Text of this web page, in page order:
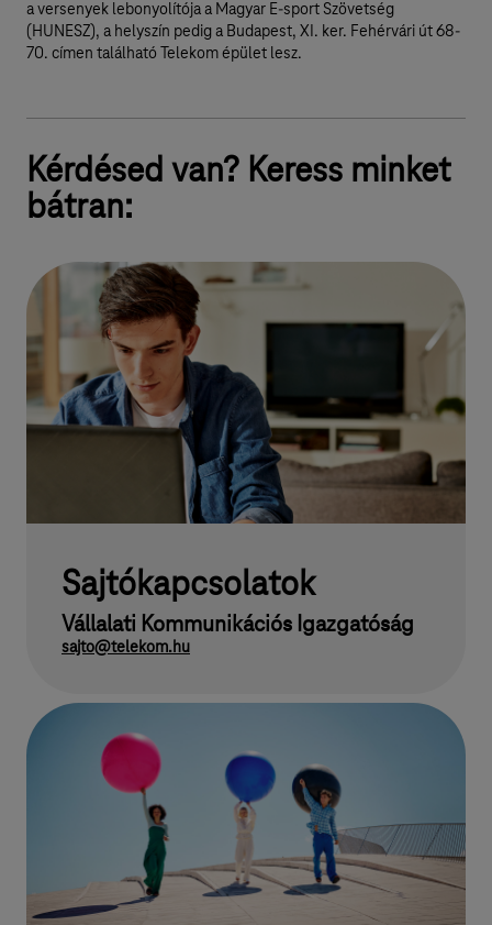
a versenyek lebonyolítója a Magyar E-sport Szövetség
(HUNESZ), a helyszín pedig a Budapest, XI. ker. Fehérvári út 68-
70. címen található Telekom épület lesz.
Kérdésed van? Keress minket
bátran:
Sajtókapcsolatok
Vállalati Kommunikációs Igazgatóság
sajto@telekom.hu